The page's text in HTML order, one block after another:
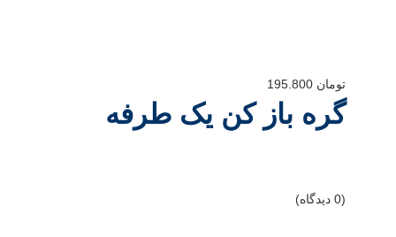
تومان
گره باز کن یک طرفه
(0 دیدگاه)